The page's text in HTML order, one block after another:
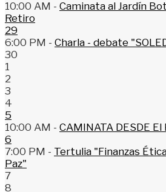
10:00 AM - Caminata al Jardín
Retiro
29
6:00 PM - Charla - debate
30
1
2
3
4
5
10:00 AM - CAMINATA DESDE El
6
7:00 PM - Tertulia "Finanzas
Paz"
7
8